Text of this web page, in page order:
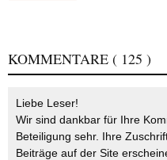
KOMMENTARE ( 125 )
Liebe Leser!
Wir sind dankbar für Ihre
Beteiligung sehr. Ihre
Beiträge auf der Site